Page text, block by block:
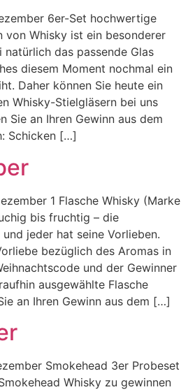
6er-Set hochwertige
von Whisky ist ein besonderer
natürlich das passende Glas
diesem Moment nochmal ein
Daher können Sie heute ein
Whisky-Stielgläsern bei uns
Sie an Ihren Gewinn aus dem
Schicken […]
1 Flasche Whisky (Marke
bis fruchtig – die
jeder hat seine Vorlieben.
bezüglich des Aromas in
und der Gewinner
ausgewählte Flasche
an Ihren Gewinn aus dem […]
Smokehead 3er Probeset
Whisky zu gewinnen